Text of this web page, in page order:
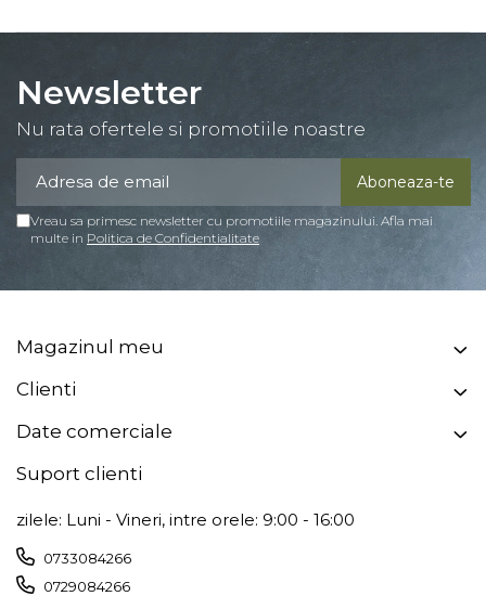
Newsletter
Nu rata ofertele si promotiile noastre
Vreau sa primesc newsletter cu promotiile magazinului. Afla mai
multe in Politica de Confidentialitate
Magazinul meu
Clienti
Date comerciale
Suport clienti
zilele: Luni - Vineri, intre orele: 9:00 - 16:00
0733084266
0729084266